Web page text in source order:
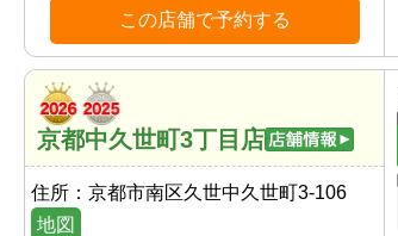
この店舗で予約する
京都中久世町3丁目店
住所： 京都市南区久世中久世町3-106
地図